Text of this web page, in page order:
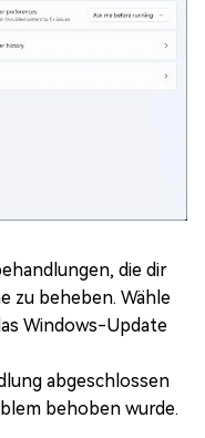
die dir
zu beheben. Wähle
Windows-Update
abgeschlossen
behoben wurde.